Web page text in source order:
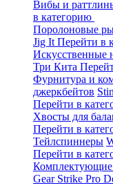
Вибы и
в категорию
Поролоновые
Jig It Перейти в
Искусственные
Три Кита
Фурнитура и
джеркбейтов
Перейти в
Хвосты для
Перейти в
Тейлспиннеры
Перейти в
Комплектующие
Gear Strike Pro